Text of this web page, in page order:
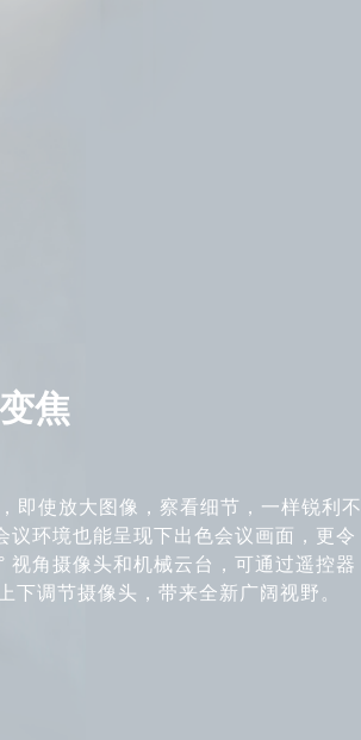
焦
即使放大图像，察看细节，一样锐利不
议环境也能呈现下出色会议画面，更令
视角摄像头和机械云台，可通过遥控器
调节摄像头，带来全新广阔视野。